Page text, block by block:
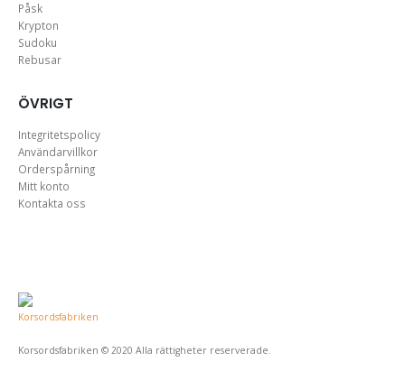
Påsk
Krypton
Sudoku
Rebusar
ÖVRIGT
Integritetspolicy
Användarvillkor
Orderspårning
Mitt konto
Kontakta oss
Korsordsfabriken © 2020 Alla rättigheter reserverade.